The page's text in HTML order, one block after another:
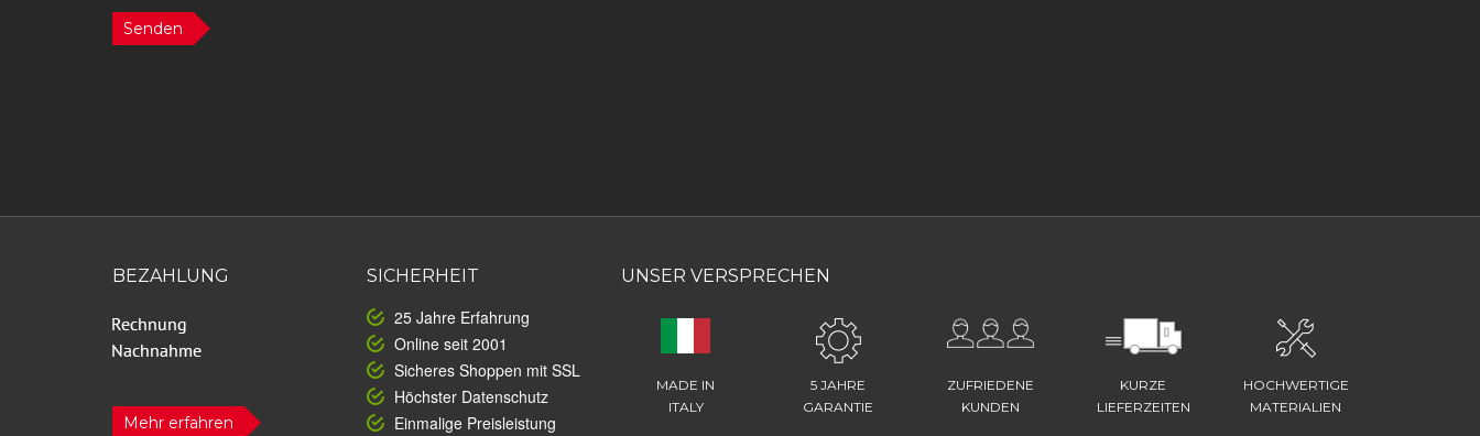
Senden
BEZAHLUNG
Mehr erfahren
SICHERHEIT
25 Jahre Erfahrung
Online seit 2001
Sicheres Shoppen mit SSL
Höchster Datenschutz
Einmalige Preisleistung
UNSER VERSPRECHEN
MADE IN
ITALY
5 JAHRE
GARANTIE
ZUFRIEDENE
KUNDEN
KURZE
LIEFERZEITEN
HOCHWERTIGE
MATERIALIEN